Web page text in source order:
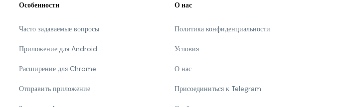
Особенности
Часто задаваемые вопросы
Приложение для Android
Расширение для Chrome
Отправить приложение
О нас
Политика конфиденциальности
Условия
О нас
Присоединиться к Telegram